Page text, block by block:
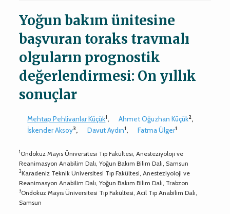
Yoğun bakım ünitesine
başvuran toraks travmalı
olguların prognostik
değerlendirmesi: On yıllık
sonuçlar
Mehtap Pehlivanlar Küçük1, Ahmet Oğuzhan Küçük2,
İskender Aksoy3, Davut Aydın1, Fatma Ülger1
1Ondokuz Mayıs Üniversitesi Tıp Fakültesi, Anesteziyoloji ve
Reanimasyon Anabilim Dalı, Yoğun Bakım Bilim Dalı, Samsun
2Karadeniz Teknik Üniversitesi Tıp Fakültesi, Anesteziyoloji ve
Reanimasyon Anabilim Dalı, Yoğun Bakım Bilim Dalı, Trabzon
3Ondokuz Mayıs Üniversitesi Tıp Fakültesi, Acil Tıp Anabilim Dalı,
Samsun